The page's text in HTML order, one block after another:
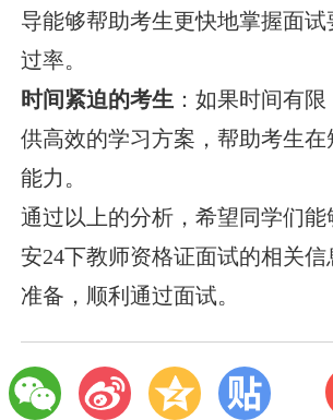
导能够帮助考生更快地掌握面试
过率。
时间紧迫的考生 ：如果时间有
供高效的学习方案，帮助考生
能力。
通过以上的分析，希望同学们能
安24下教师资格证面试的相关
准备，顺利通过面试。